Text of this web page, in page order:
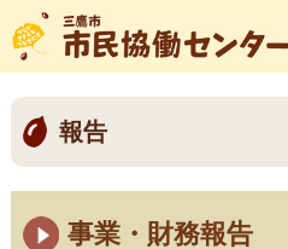
報告
事業・財務報告